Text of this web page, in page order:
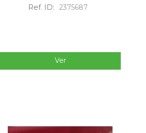
Ref. ID: 2375687
Ver